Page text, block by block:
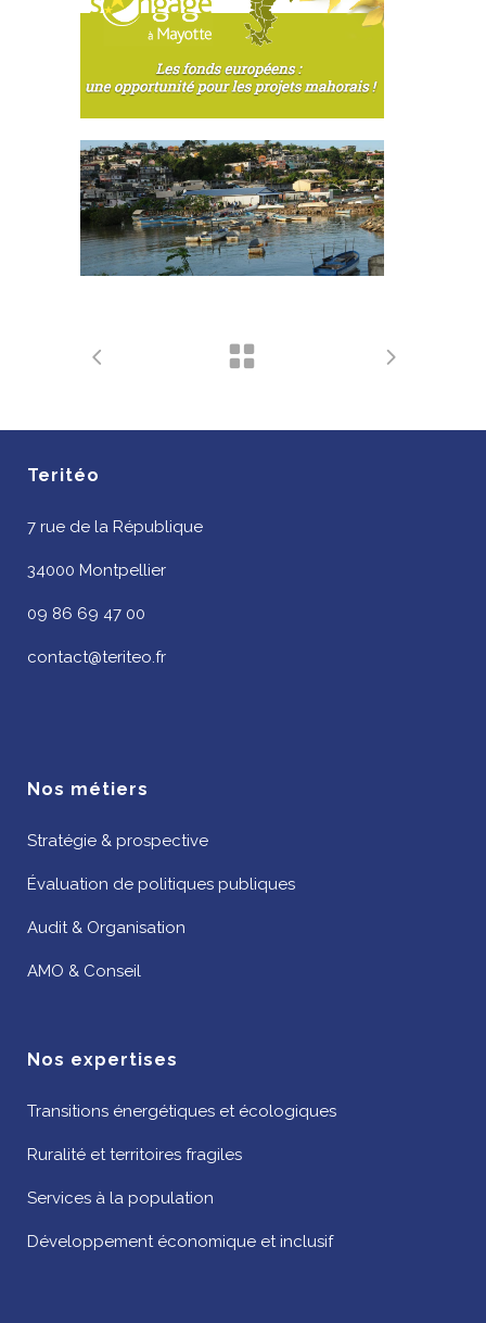
Teritéo
7 rue de la République
34000 Montpellier
09 86 69 47 00
contact@teriteo.fr
Nos métiers
Stratégie & prospective
Évaluation de politiques publiques
Audit & Organisation
AMO & Conseil
Nos expertises
Transitions énergétiques et écologiques
Ruralité et territoires fragiles
Services à la population
Développement économique et inclusif